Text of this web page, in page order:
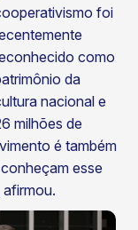
foi
como
da
nacional e
milhões de
é também
esse